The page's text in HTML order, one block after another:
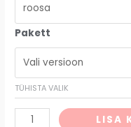
Pakett
TÜHISTA VALIK
LISA